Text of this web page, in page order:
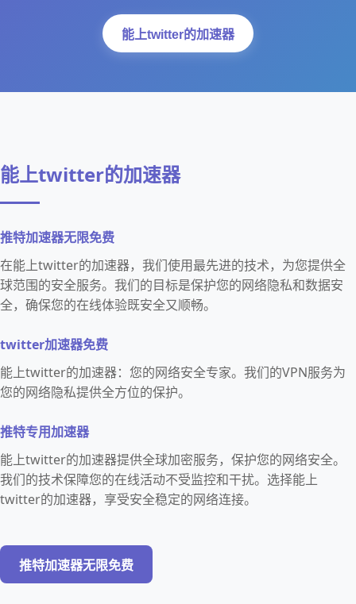
能上twitter的加速器
能上twitter的加速器
推特加速器无限免费
在能上twitter的加速器，我们使用最先进的技术，为您提供全
球范围的安全服务。我们的目标是保护您的网络隐私和数据安
全，确保您的在线体验既安全又顺畅。
twitter加速器免费
能上twitter的加速器：您的网络安全专家。我们的VPN服务为
您的网络隐私提供全方位的保护。
推特专用加速器
能上twitter的加速器提供全球加密服务，保护您的网络安全。
我们的技术保障您的在线活动不受监控和干扰。选择能上
twitter的加速器，享受安全稳定的网络连接。
推特加速器无限免费